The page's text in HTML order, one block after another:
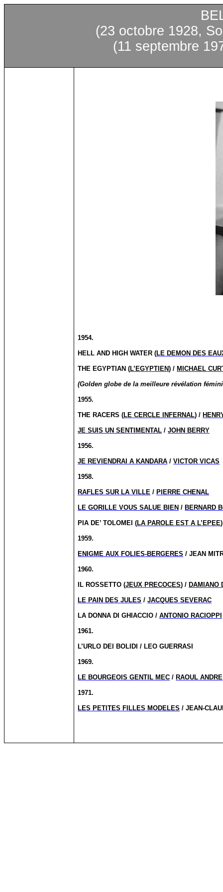
(23 octobre 1928,
(11 septembre
1954.
HELL AND HIGH WATER (LE DEMON DES
THE EGYPTIAN (L’EGYPTIEN) / MICHAEL
(Golden globe de la meilleure révélation
1955.
THE RACERS (LE CERCLE INFERNAL) /
JE SUIS UN SENTIMENTAL /JOHN BERRY
1956.
JE REVIENDRAI A KANDARA /VICTOR VICAS
1958.
RAFLES SUR LA VILLE / PIERRE CHENAL
LE GORILLE VOUS SALUE BIEN / BERNARD
PIA DE’ TOLOMEI (LA PAROLE EST A L’EPEE
1959.
ENIGME AUX FOLIES-BERGERES / JEAN
1960.
IL ROSSETTO (JEUX PRECOCES) / DAMIANO
LE PAIN DES JULES /JACQUES SEVERAC
LA DONNA DI GHIACCIO /ANTONIO RACIOPPI
1961.
L’URLO DEI BOLIDI / LEO GUERRASI
1969.
LE BOURGEOIS GENTIL MEC / RAOUL ANDRE
1971.
LES PETITES FILLES MODELES / JEAN-